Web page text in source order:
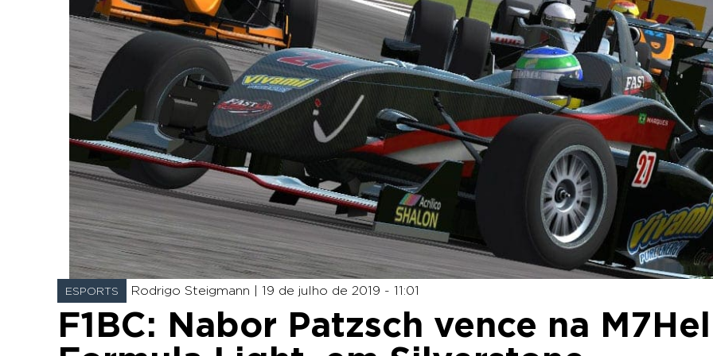
ESPORTS Rodrigo Steigmann | 19 de julho de 2019 - 11:01
F1BC: Nabor Patzsch vence na